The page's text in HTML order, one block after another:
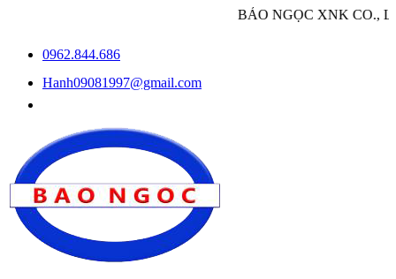
BẢO NGỌC XNK CO.,
0962.844.686
Hanh09081997@gmail.com